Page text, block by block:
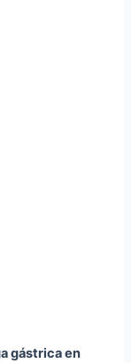
gástrica en